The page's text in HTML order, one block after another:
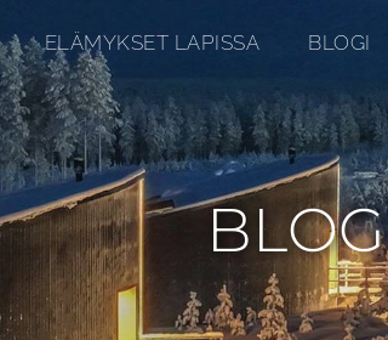
ELÄMYKSET LAPISSA BLOGI
BLOG